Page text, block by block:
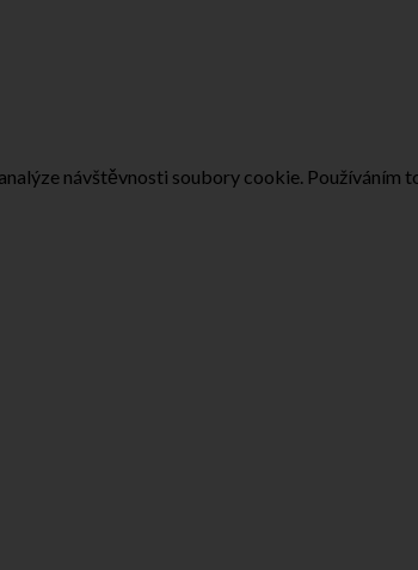
návštěvnosti soubory cookie. Používáním